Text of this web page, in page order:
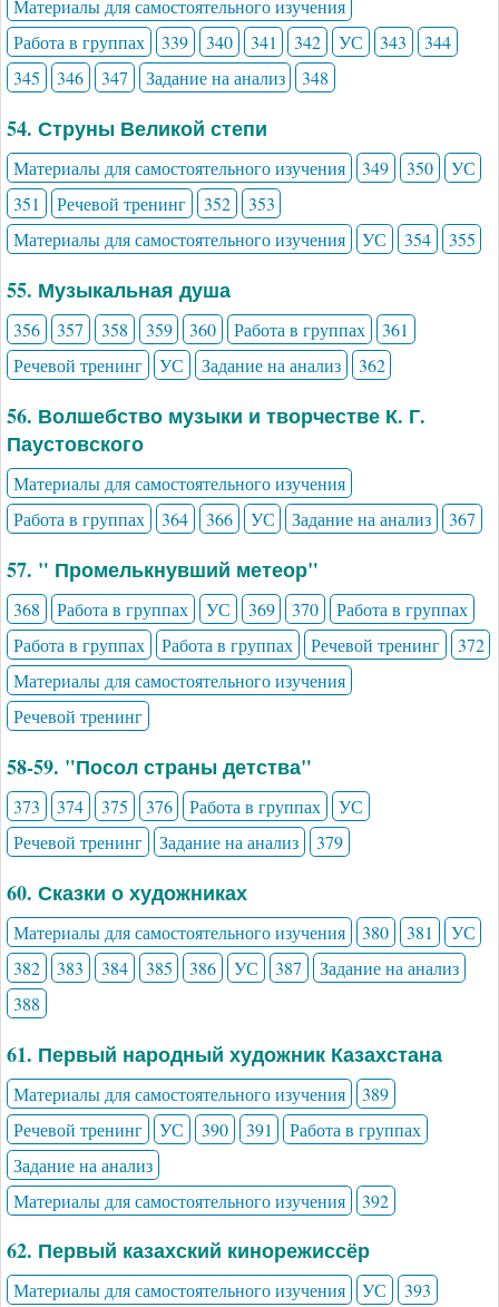
Материалы для самостоятельного изучения
Работа в группах
339 340 341 342 УС 343
344
345
346 347 Задание на анализ 348
54. Струны Великой степи
Материалы для самостоятельного изучения 349 350
УС
351
Речевой тренинг 352
353
Материалы для самостоятельного изучения
УС 354 355
55. Музыкальная душа
356 357 358 359 360 Работа в группах
361
Речевой тренинг
УС Задание на анализ 362
56. Волшебство музыки и творчестве К. Г.
Паустовского
Материалы для самостоятельного изучения
Работа в группах
364 366 УС Задание на анализ 367
57. " Промелькнувший метеор"
368 Работа в группах УС 369 370
Работа в группах
Работа в группах
Работа в группах Речевой тренинг
372
Материалы для самостоятельного изучения
Речевой тренинг
58-59. "Посол страны детства"
373 374 375 376 Работа в группах
УС
Речевой тренинг
Задание на анализ 379
60. Сказки о художниках
Материалы для самостоятельного изучения 380 381
УС
382
383 384 385 386 УС 387
Задание на анализ
388
61. Первый народный художник Казахстана
Материалы для самостоятельного изучения
389
Речевой тренинг
УС 390 391
Работа в группах
Задание на анализ
Материалы для самостоятельного изучения
392
62. Первый казахский кинорежиссёр
Материалы для самостоятельного изучения УС 393